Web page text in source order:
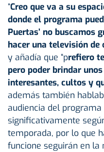
“Creo que va a su
donde el programa
Puertas’ no buscamos
hacer una televisión de
y añadía que “prefiero
pero poder brindar
interesantes, cultos y
además también
audiencia del
significativamente
temporada, por lo que
funcione seguirán en la